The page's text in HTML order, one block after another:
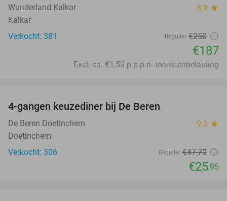
Wunderland Kalkar 8.9 star
Kalkar
Verkocht: 381
Regulier €250
€187
Excl. ca. €1,50 p.p.p.n. toeristenbelasting
4-gangen keuzediner bij De Beren
De Beren Doetinchem 9.3 star
Doetinchem
Verkocht: 306
Regulier €47,70
€25,95